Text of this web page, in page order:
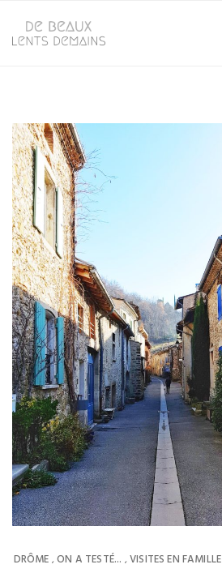
DRÔME ,ON A TESTÉ... ,VISITES EN FAMILLE